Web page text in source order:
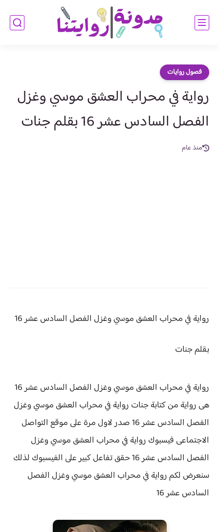
فصول روايات
رواية في محراب العشق موسي وغزل
الفصل السادس عشر 16 بقلم جنات
منذ عام
رواية في محراب العشق موسي وغزل الفصل السادس عشر 16
بقلم جنات
رواية في محراب العشق موسي وغزل الفصل السادس عشر 16
هى رواية من كتابة جنات رواية في محراب العشق موسي وغزل
الفصل السادس عشر 16 صدر لاول مرة على موقع التواصل
الاجتماعى فيسبوك رواية في محراب العشق موسي وغزل
الفصل السادس عشر 16 حقق
تفاعل كبير على الفيسبوك لذلك
سنعرض لكمرواية في محراب العشق موسي وغزل الفصل
السادس عشر 16